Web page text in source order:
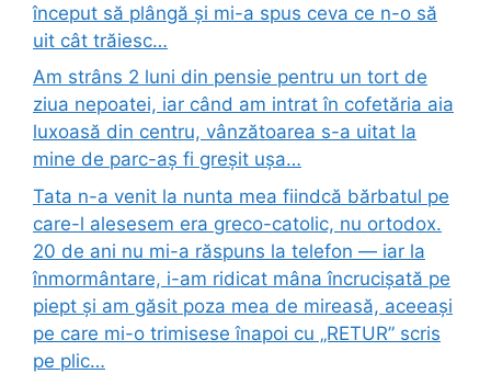
început să plângă și mi-a spus ceva ce n-o să
uit cât trăiesc…
Am strâns 2 luni din pensie pentru un tort de
ziua nepoatei, iar când am intrat în cofetăria aia
luxoasă din centru, vânzătoarea s-a uitat la
mine de parc-aș fi greșit ușa…
Tata n-a venit la nunta mea fiindcă bărbatul pe
care-l alesesem era greco-catolic, nu ortodox.
20 de ani nu mi-a răspuns la telefon — iar la
înmormântare, i-am ridicat mâna încrucișată pe
piept și am găsit poza mea de mireasă, aceeași
pe care mi-o trimisese înapoi cu „RETUR” scris
pe plic…